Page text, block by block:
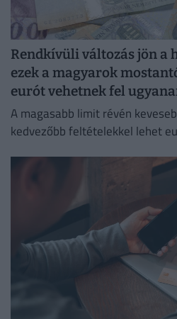
Rendkívüli változás jön a
ezek a magyarok
eurót vehetnek fel
A magasabb limit révén
kedvezőbb feltételekkel lehet